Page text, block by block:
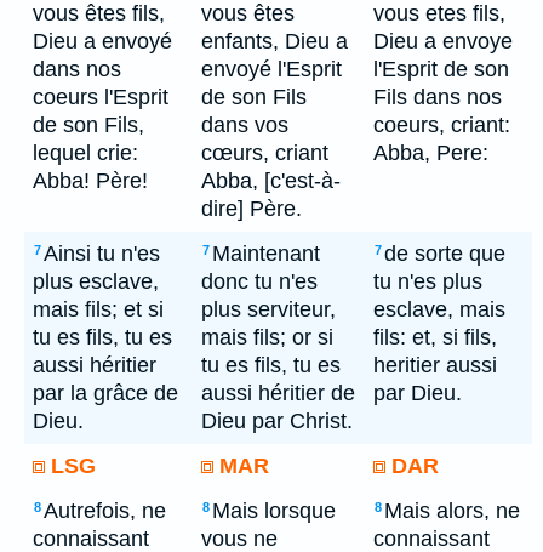
vous êtes fils,
Dieu a envoyé
dans nos
coeurs l'Esprit
de son Fils,
lequel crie:
Abba! Père!
vous êtes
enfants, Dieu a
envoyé l'Esprit
de son Fils
dans vos
cœurs, criant
Abba, [c'est-à-
dire] Père.
vous etes fils,
Dieu a envoye
l'Esprit de son
Fils dans nos
coeurs, criant:
Abba, Pere:
7Ainsi tu n'es
plus esclave,
mais fils; et si
tu es fils, tu es
aussi héritier
par la grâce de
Dieu.
7 Maintenant
donc tu n'es
plus serviteur,
mais fils; or si
tu es fils, tu es
aussi héritier de
Dieu par Christ.
7de sorte que
tu n'es plus
esclave, mais
fils: et, si fils,
heritier aussi
par Dieu.
LSG MAR DAR
8Autrefois, ne
connaissant
8 Mais lorsque
vous ne
8 Mais alors, ne
connaissant